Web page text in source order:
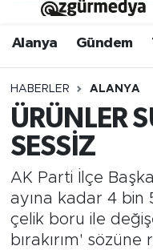
Alanya Gündem
HABERLER ALANYA
ÜRÜNLER
SESSİZ
AK Parti İlçe
ayına kadar 4
çelik boru ile
bırakırım'
Bölgesel
Dünya
Eğitim
Ekonomi
Tüm Manşetler
Son Dakika
Haber Arşivi